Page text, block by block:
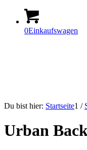
0Einkaufswagen
Du bist hier: Startseite1 /
Urban